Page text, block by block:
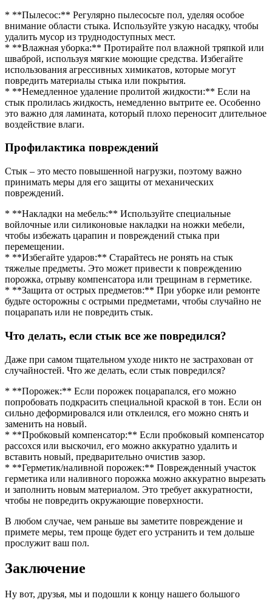
* **Пылесос:** Регулярно пылесосьте пол, уделяя особое
внимание области стыка. Используйте узкую насадку, чтобы
удалить мусор из труднодоступных мест.
* **Влажная уборка:** Протирайте пол влажной тряпкой или
шваброй, используя мягкие моющие средства. Избегайте
использования агрессивных химикатов, которые могут
повредить материалы стыка или покрытия.
* **Немедленное удаление пролитой жидкости:** Если на
стык пролилась жидкость, немедленно вытрите ее. Особенно
это важно для ламината, который плохо переносит длительное
воздействие влаги.
Профилактика повреждений
Стык – это место повышенной нагрузки, поэтому важно
принимать меры для его защиты от механических
повреждений.
* **Накладки на мебель:** Используйте специальные
войлочные или силиконовые накладки на ножки мебели,
чтобы избежать царапин и повреждений стыка при
перемещении.
* **Избегайте ударов:** Старайтесь не ронять на стык
тяжелые предметы. Это может привести к повреждению
порожка, отрыву компенсатора или трещинам в герметике.
* **Защита от острых предметов:** При уборке или ремонте
будьте осторожны с острыми предметами, чтобы случайно не
поцарапать или не повредить стык.
Что делать, если стык все же повредился?
Даже при самом тщательном уходе никто не застрахован от
случайностей. Что же делать, если стык повредился?
* **Порожек:** Если порожек поцарапался, его можно
попробовать подкрасить специальной краской в тон. Если он
сильно деформировался или отклеился, его можно снять и
заменить на новый.
* **Пробковый компенсатор:** Если пробковый компенсатор
рассохся или выскочил, его можно аккуратно удалить и
вставить новый, предварительно очистив зазор.
* **Герметик/наливной порожек:** Поврежденный участок
герметика или наливного порожка можно аккуратно вырезать
и заполнить новым материалом. Это требует аккуратности,
чтобы не повредить окружающие поверхности.
В любом случае, чем раньше вы заметите повреждение и
примете меры, тем проще будет его устранить и тем дольше
прослужит ваш пол.
Заключение
Ну вот, друзья, мы и подошли к концу нашего большого